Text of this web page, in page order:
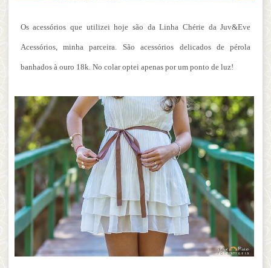
Os acessórios que utilizei hoje são da Linha Chérie da Juv&Eve
Acessórios, minha parceira. São acessórios delicados de pérola
banhados à ouro 18k. No colar optei apenas por um ponto de luz!